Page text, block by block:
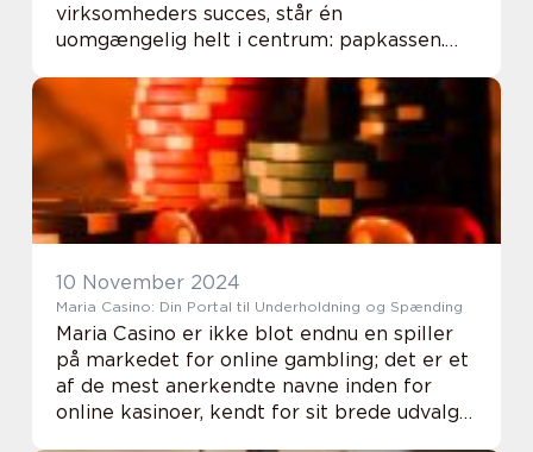
virksomheders succes, står én
uomgængelig helt i centrum: papkassen.
emballage er fundamentet for sikkerhe...
10 November 2024
Maria Casino: Din Portal til Underholdning og Spænding
Maria Casino er ikke blot endnu en spiller
på markedet for online gambling; det er et
af de mest anerkendte navne inden for
online kasinoer, kendt for sit brede udvalg